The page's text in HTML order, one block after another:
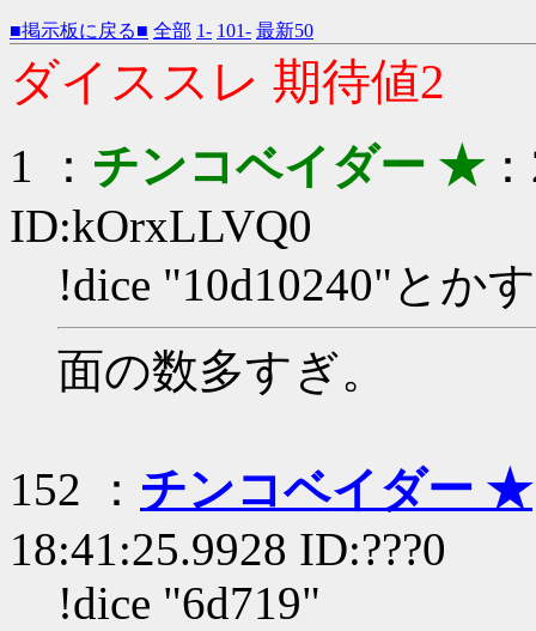
■掲示板に戻る■ 全部 1- 101- 最新50
ダイススレ 期待値2
1 ： チンコベイダー ★
ID:kOrxLLVQ0
!dice "10d10240"とか
面の数多すぎ。
152 ： チンコベイダー ★
18:41:25.9928 ID:???0
!dice "6d719"